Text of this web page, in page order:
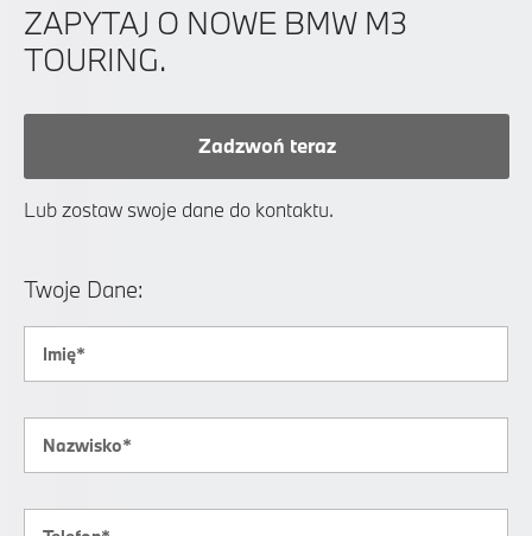
ZAPYTAJ O NOWE BMW M3
TOURING.
Zadzwoń teraz
Lub zostaw swoje dane do kontaktu.
Twoje Dane: